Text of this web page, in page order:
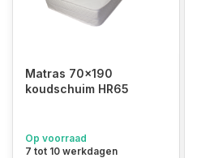
Matras 70x190
koudschuim HR65
Op voorraad
7 tot 10 werkdagen